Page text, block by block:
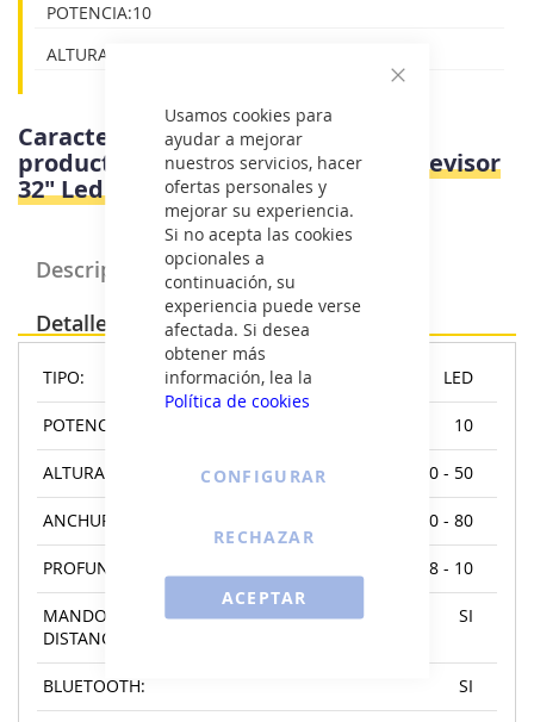
Usamos cookies para
ayudar a mejorar
nuestros servicios, hacer
ofertas personales y
mejorar su experiencia.
Si no acepta las cookies
opcionales a
continuación, su
experiencia puede verse
afectada. Si desea
obtener más
información, lea la
Política de cookies
ACEPTAR
CONFIGURAR
RECHAZAR
POTENCIA:10
ALTURA:0 - 50
Características e información del
producto
Lg 32LQ630B6LA.AEU - Televisor
32" Led Hd
Descripción Producto
Detalles
TIPO: LED
POTENCIA: 10
ALTURA: 0 - 50
ANCHURA: 60 - 80
PROFUNDIDAD: 8 - 10
MANDO A
DISTANCIA:
SI
BLUETOOTH: SI